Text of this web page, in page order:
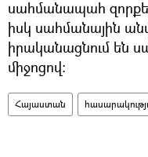
սահմանապահ
իսկ սահմանային
իրականացնում են
միջոցով։
Հայաստան